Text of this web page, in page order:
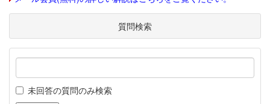
質問検索
未回答の質問のみ検索